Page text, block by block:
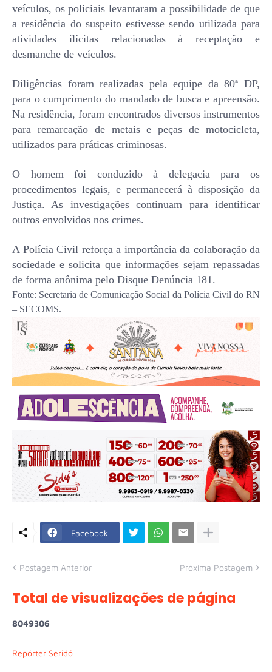
veículos, os policiais levantaram a possibilidade de que
a residência do suspeito estivesse sendo utilizada para
atividades ilícitas relacionadas à receptação e
desmanche de veículos.
Diligências foram realizadas pela equipe da 80ª DP,
para o cumprimento do mandado de busca e apreensão.
Na residência, foram encontrados diversos instrumentos
para remarcação de metais e peças de motocicleta,
utilizados para práticas criminosas.
O homem foi conduzido à delegacia para os
procedimentos legais, e permanecerá à disposição da
Justiça. As investigações continuam para identificar
outros envolvidos nos crimes.
A Polícia Civil reforça a importância da colaboração da
sociedade e solicita que informações sejam repassadas
de forma anônima pelo Disque Denúncia 181.
Fonte: Secretaria de Comunicação Social da Polícia Civil do RN
– SECOMS.
Facebook
Postagem Anterior Próxima Postagem
Total de visualizações de página
8049306
Repórter Seridó